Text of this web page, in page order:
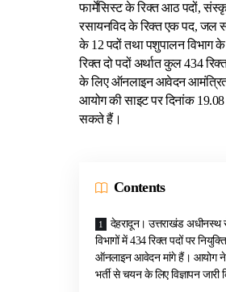
फार्मेसिस्ट के रिक्त आठ पदों,
रसायनविद के रिक्त एक पद, जल
के 12 पदों तथा पशुपालन विभाग
रिक्त दो पदों अर्थात कुल 434
के लिए ऑनलाइन आवेदन आमंत्रित
आयोग की साइट पर दिनांक
सकते हैं।
Contents
देहरादून। उत्तराखंड अधीनस्थ
विभागों में 434 रिक्त पदों पर
ऑनलाइन आवेदन मांगे हैं। आयोग ने
भर्ती से चयन के लिए विज्ञापन जारी